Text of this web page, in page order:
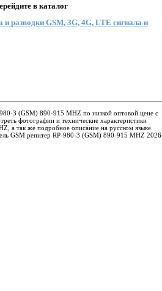
в каталог
разводки GSM, 3G, 4G, LTE сигнала и
3 (GSM) 890-915 MHZ по низкой оптовой цене с
фотографии и технические характеристики
а так же подробное описание на русском языке.
GSM репитер RP-980-3 (GSM) 890-915 MHZ 2026